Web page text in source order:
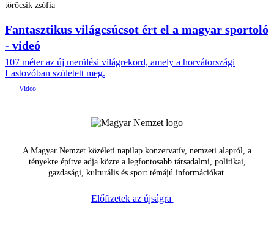
törőcsik zsófia
Fantasztikus világcsúcsot ért el a magyar sportoló
- videó
107 méter az új merülési világrekord, amely a horvátországi
Lastovóban született meg.
A Magyar Nemzet közéleti napilap konzervatív, nemzeti alapról, a
tényekre építve adja közre a legfontosabb társadalmi, politikai,
gazdasági, kulturális és sport témájú információkat.
Előfizetek az újságra